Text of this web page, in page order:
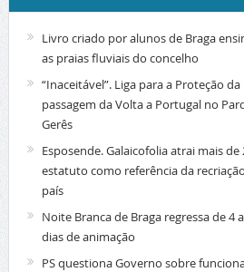
Livro criado por alunos de Braga
as praias fluviais do concelho
“Inaceitável”. Liga para a Proteção
passagem da Volta a Portugal no
Gerês
Esposende. Galaicofolia atrai mais
estatuto como referência da
país
Noite Branca de Braga regressa de 4
dias de animação
PS questiona Governo sobre